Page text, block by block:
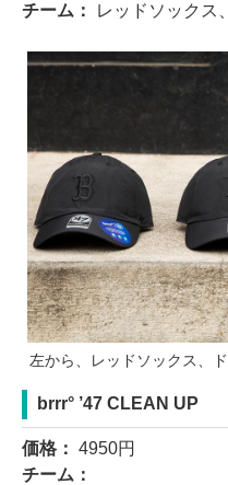
チーム：
レッドソックス
左から、レッドソックス、
brrr° ’47 CLEAN UP
価格： 4950円
チーム：